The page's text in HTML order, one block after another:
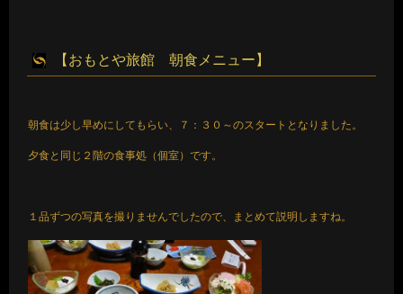
【おもとや旅館 朝食メニュー】
朝食は少し早めにしてもらい、７：３０～のスタートとなりました。
夕食と同じ２階の食事処（個室）です。
１品ずつの写真を撮りませんでしたので、まとめて説明しますね。